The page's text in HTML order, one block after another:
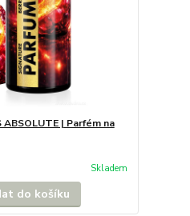
ABSOLUTE | Parfém na
Skladem
do košíku